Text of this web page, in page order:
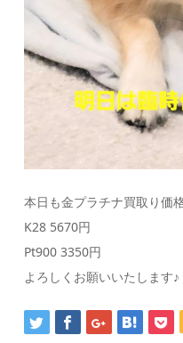
本日も金プラチナ買取り価
K28 5670円
Pt900 3350円
よろしくお願いいたします♪